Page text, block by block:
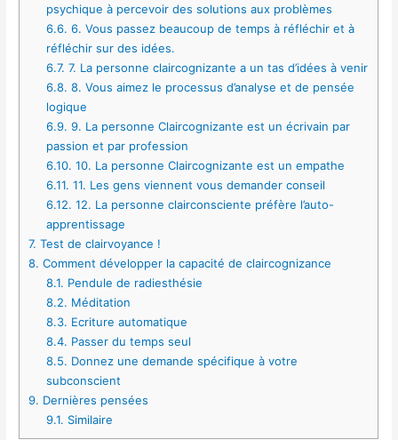
psychique à percevoir des solutions aux problèmes
6.6. 6. Vous passez beaucoup de temps à réfléchir et à
réfléchir sur des idées.
6.7. 7. La personne claircognizante a un tas d’idées à venir
6.8. 8. Vous aimez le processus d’analyse et de pensée
logique
6.9. 9. La personne Claircognizante est un écrivain par
passion et par profession
6.10. 10. La personne Claircognizante est un empathe
6.11. 11. Les gens viennent vous demander conseil
6.12. 12. La personne clairconsciente préfère l’auto-
apprentissage
7. Test de clairvoyance !
8. Comment développer la capacité de claircognizance
8.1. Pendule de radiesthésie
8.2. Méditation
8.3. Ecriture automatique
8.4. Passer du temps seul
8.5. Donnez une demande spécifique à votre
subconscient
9. Dernières pensées
9.1. Similaire